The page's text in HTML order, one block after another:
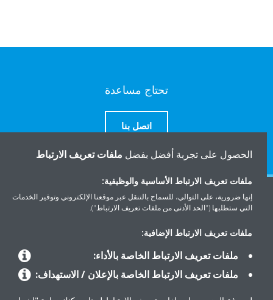
تحتاج مساعدة
اتصل بنا
المنتجات
الحصول على تجربة أفضل بفضل ملفات تعريف الارتباط
ملفات تعريف الارتباط الأساسية والوظيفية:
إنها ضرورية، على التوالي، للسماح بالتنقل عبر موقعنا الإلكتروني وتوفير الخدمات
التي ستطلبها ("الحد الأدنى من ملفات تعريف الارتباط").
ملفات تعريف الارتباط الإضافية:
ملفات تعريف الارتباط الخاصة بالأداء:
ملفات تعريف الارتباط الخاصة بالإعلان / الاستهداف: